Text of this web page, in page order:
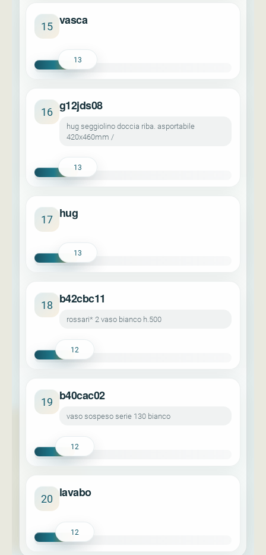
15 vasca
13
16 g12jds08
hug seggiolino doccia riba. asportabile
420x460mm /
13
17 hug
13
18 b42cbc11
rossari* 2 vaso bianco h.500
12
19 b40cac02
vaso sospeso serie 130 bianco
12
20 lavabo
12